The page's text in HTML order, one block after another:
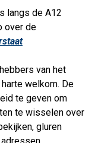
langs de A12
over de
van het
welkom. De
te geven om
te wisselen over
gluren